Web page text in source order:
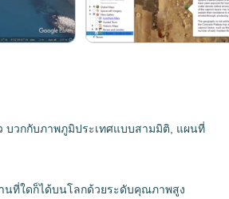
บวกกับภาพภูมิประเทศแบบสามมิติ, แผนที่
นที่ใดก็ได้บนโลกด้วยระดับคุณภาพสูง